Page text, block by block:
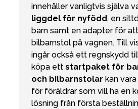
innehåller vanligtvis själva
liggdel för nyfödd, en
barn samt en adapter för
bilbarnstol på vagnen. Till
ingår också ett regnskydd
köpa ett startpaket för
och bilbarnstolar kan
för föräldrar som vill ha en
lösning från första